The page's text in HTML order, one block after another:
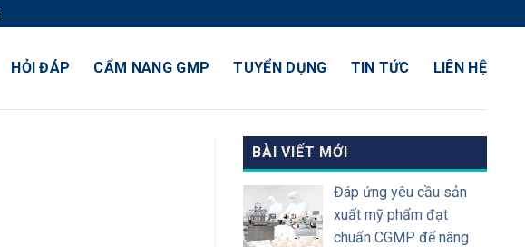
HỎI ĐÁP CẨM NANG GMP TUYỂN DỤNG TIN TỨC LIÊN HỆ
BÀI VIẾT MỚI
Đáp ứng yêu cầu sản
xuất mỹ phẩm đạt
chuẩn CGMP để nâng